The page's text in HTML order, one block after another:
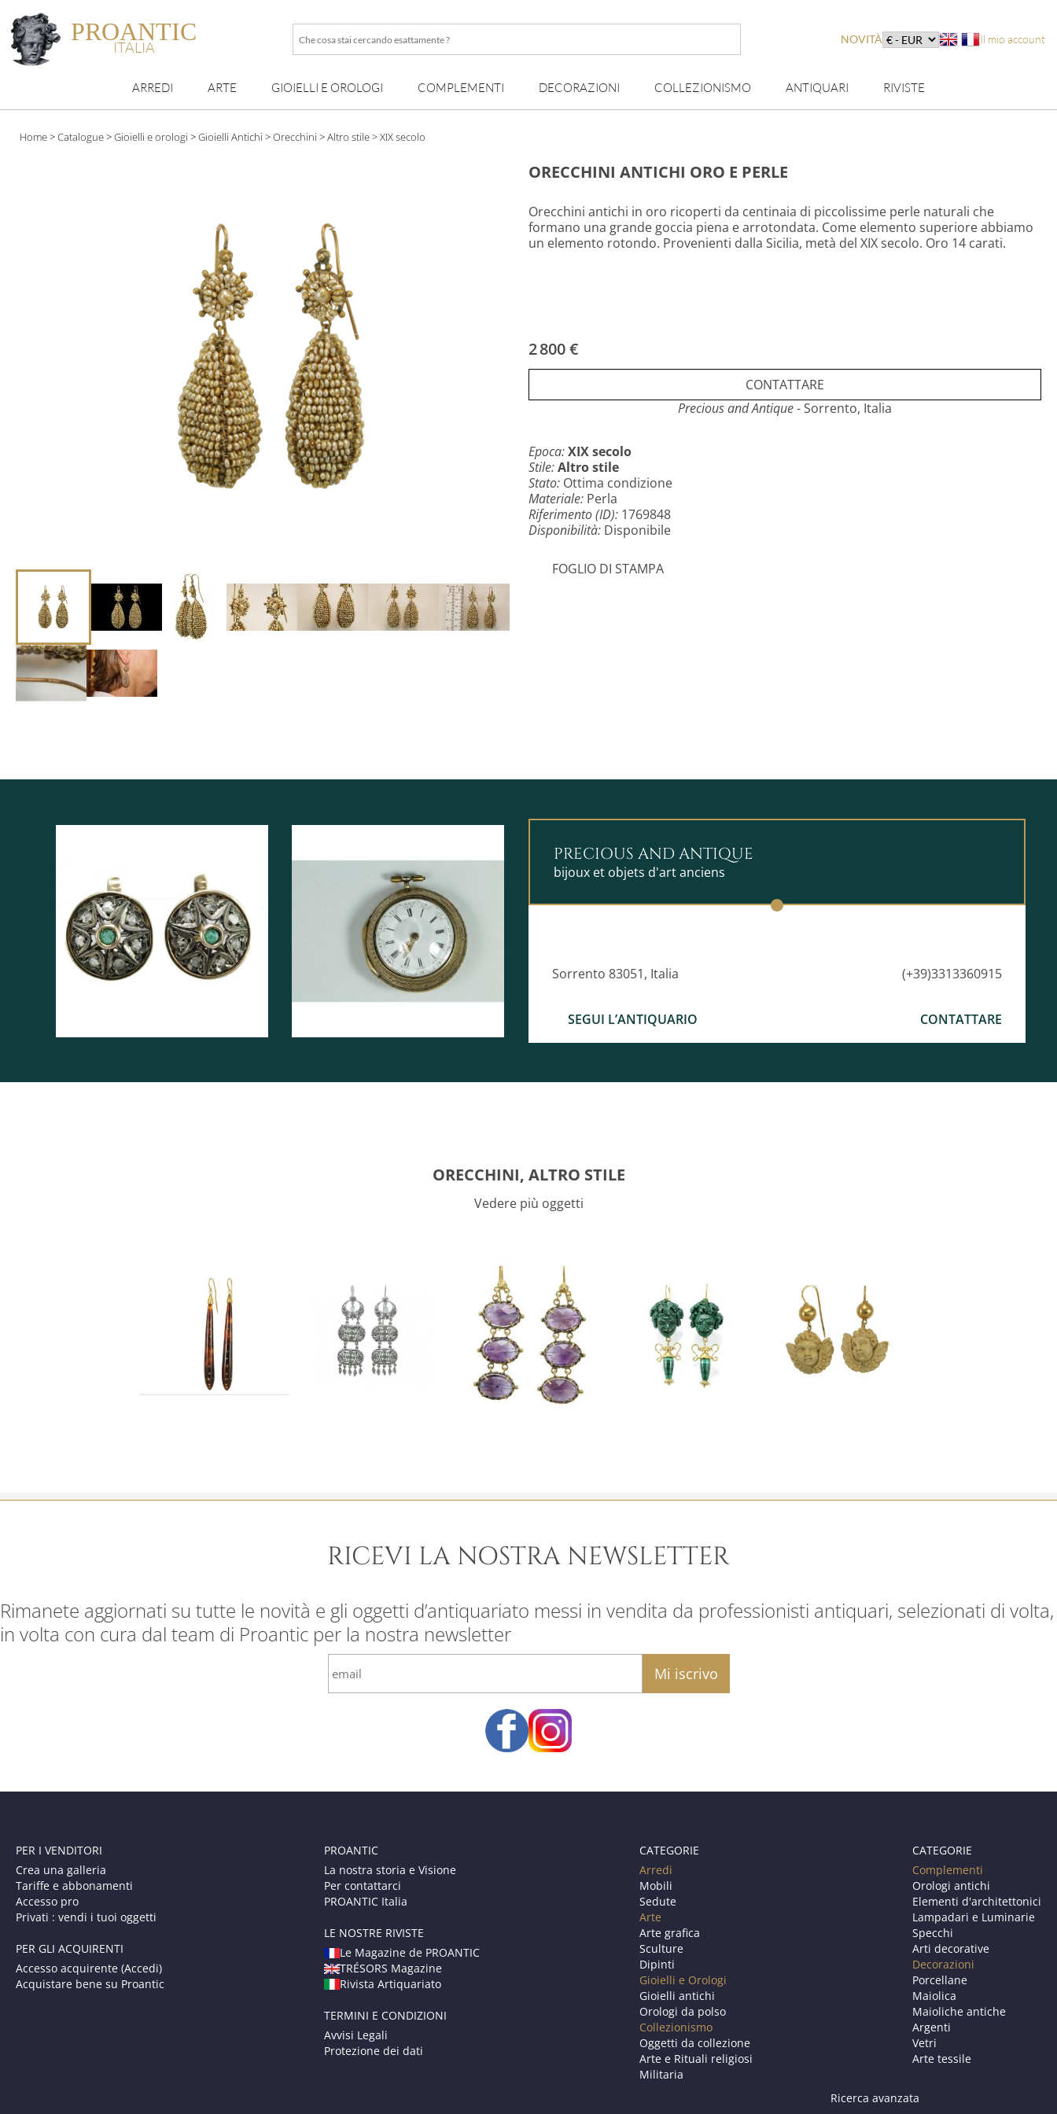
PROANTIC
ITALIA
Che
cercando
esattamente
NOVITÀ Il mio account
ARREDI ARTE GIOIELLI E OROLOGI COMPLEMENTI DECORAZIONI COLLEZIONISMO ANTIQUARI RIVISTE
Home>Catalogue>Gioielli e orologi >Gioielli Antichi >Orecchini >Altro stile> XIX secolo
ORECCHINI ANTICHI ORO E PERLE
Orecchini antichi in oro ricoperti da centinaia di piccolissime perle naturali che
formano una grande goccia piena e arrotondata. Come elemento superiore abbiamo
un elemento rotondo. Provenienti dalla Sicilia, metà del XIX secolo. Oro 14 carati.
2 800 €
CONTATTARE
Precious and Antique- Sorrento, Italia
Epoca:XIX secolo
Stile:Altro stile
Stato: Ottima condizione
Materiale: Perla
Riferimento (ID): 1769848
Disponibilità: Disponibile
FOGLIO DI STAMPA
PRECIOUS AND ANTIQUE
bijoux et objets d'art anciens
Sorrento 83051, Italia (+39)3313360915
SEGUI L’ANTIQUARIO CONTATTARE
ORECCHINI, ALTRO STILE
Vedere più oggetti
RICEVI LA NOSTRA NEWSLETTER
Rimanete aggiornati su tutte le novità e gli oggetti d’antiquariato messi in vendita da professionisti antiquari, selezionati di volta,
in volta con cura dal team di Proantic per la nostra newsletter
PER I VENDITORI
Crea una galleria
Tariffe e abbonamenti
Accesso pro
Privati : vendi i tuoi oggetti
PER GLI ACQUIRENTI
Accesso acquirente (Accedi)
Acquistare bene su Proantic
PROANTIC
La nostra storia e Visione
Per contattarci
PROANTIC Italia
LE NOSTRE RIVISTE
Le Magazine de PROANTIC
TRÉSORS Magazine
Rivista Artiquariato
TERMINI E CONDIZIONI
Avvisi Legali
Protezione dei dati
CATEGORIE
Arredi
Mobili
Sedute
Arte
Arte grafica
Sculture
Dipinti
Gioielli e Orologi
Gioielli antichi
Orologi da polso
Collezionismo
Oggetti da collezione
Arte e Rituali religiosi
Militaria
CATEGORIE
Complementi
Orologi antichi
Elementi d'architettonici
Lampadari e Luminarie
Specchi
Arti decorative
Decorazioni
Porcellane
Maiolica
Maioliche antiche
Argenti
Vetri
Arte tessile
Ricerca avanzata